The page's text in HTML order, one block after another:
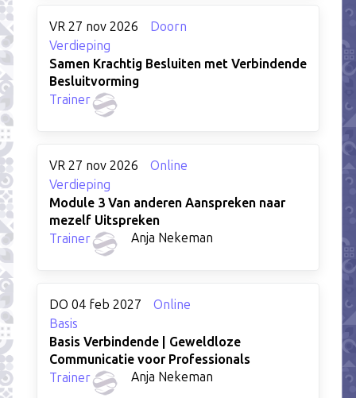
VR 27 nov 2026
Doorn
Verdieping
Samen Krachtig Besluiten met Verbindende
Besluitvorming
Trainer
VR 27 nov 2026
Online
Verdieping
Module 3 Van anderen Aanspreken naar
mezelf Uitspreken
Trainer
Anja Nekeman
DO 04 feb 2027
Online
Basis
Basis Verbindende | Geweldloze
Communicatie voor Professionals
Trainer
Anja Nekeman